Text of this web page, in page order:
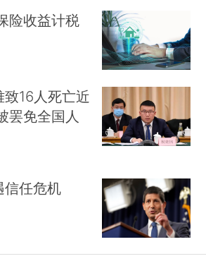
险收益计税
16人死亡近
罢免全国人
信任危机